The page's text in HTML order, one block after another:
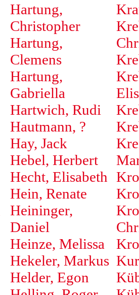
Hartung,
Christopher
Hartung,
Clemens
Hartung,
Gabriella
Hartwich, Rudi
Hautmann, ?
Hay, Jack
Hebel, Herbert
Hecht, Elisabeth
Hein, Renate
Heininger,
Daniel
Heinze, Melissa
Hekeler, Markus
Helder, Egon